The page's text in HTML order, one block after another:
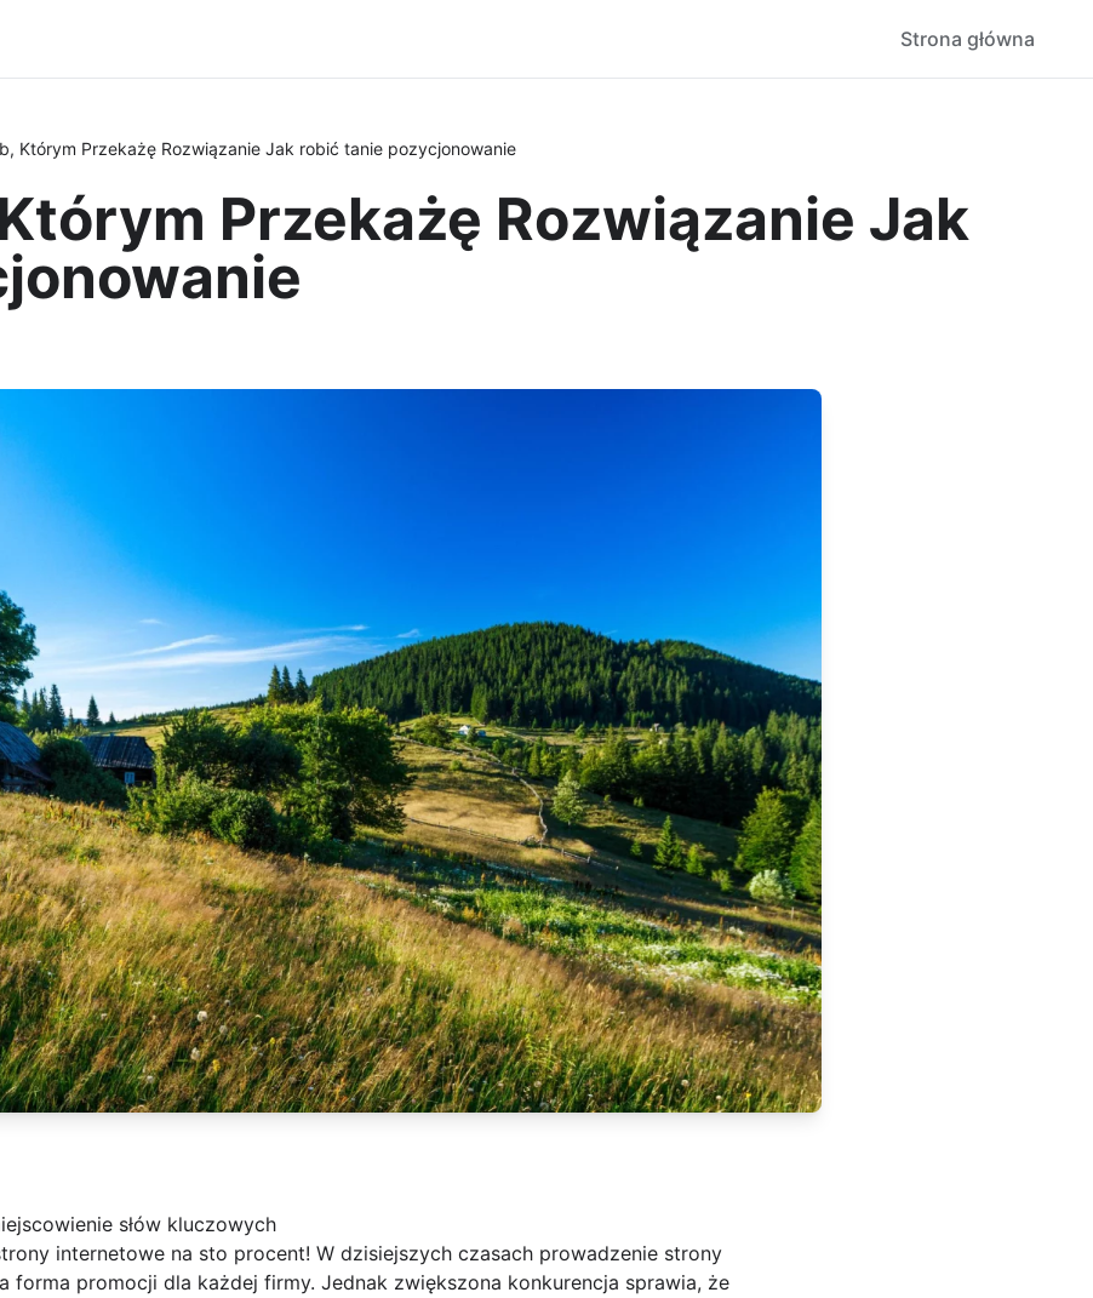
Strona główna
Którym Przekażę Rozwiązanie Jak robić tanie pozycjonowanie
Przekażę Rozwiązanie Jak
słów kluczowych
internetowe na sto procent! W dzisiejszych czasach prowadzenie strony
forma promocji dla każdej firmy. Jednak zwiększona konkurencja sprawia, że